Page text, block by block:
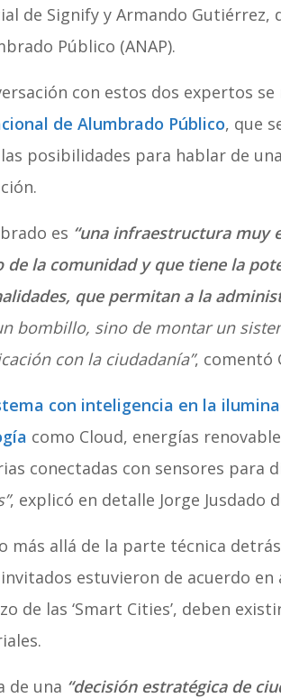
de Signify y Armando
Público (ANAP).
con estos dos expertos
de Alumbrado Público, que
posibilidades para hablar de
es “una infraestructura muy
de la comunidad y que tiene la
que permitan a la
bombillo, sino de montar un
con la ciudadanía”, comentó
con inteligencia en la
como Cloud, energías
conectadas con sensores para
, explicó en detalle Jorge Jusdado
más allá de la parte técnica
estuvieron de acuerdo
de las ‘Smart Cities’, deben
de una “decisión estratégica de